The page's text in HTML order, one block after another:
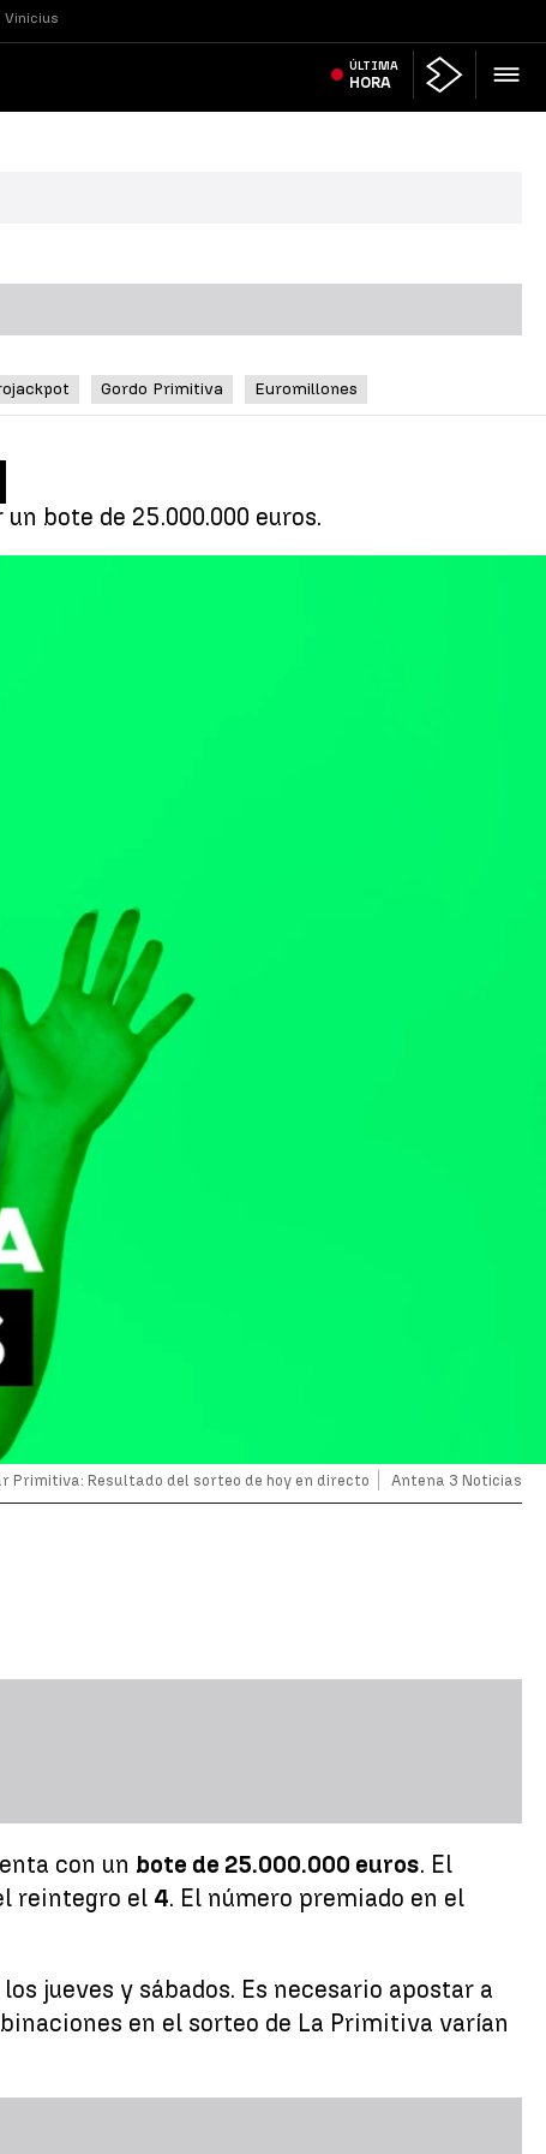
Vinicius
ÚLTIMA
HORA
Gordo Primitiva Euromillones
bote de 25.000.000 euros.
Primitiva: Resultado del sorteo de hoy en directo Antena 3 Noticias
con un bote de 25.000.000 euros. El
reintegro el 4. El número premiado en el
jueves y sábados. Es necesario apostar a
en el sorteo de La Primitiva varían